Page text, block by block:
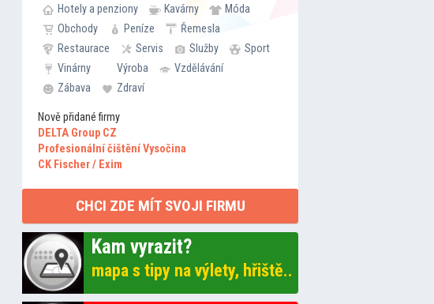
Hotely a penziony
Kavárny
Móda
Obchody
Peníze
Řemesla
Restaurace
Servis Služby
Sport
Vinárny
Výroba
Vzdělávání
Zábava
Zdraví
Nově přidané firmy
DELTA Group CZ
Profesionální čištění Vysočina
CK Fischer / Exim
CHCI ZDE MÍT SVOJI FIRMU
Kam vyrazit?
mapa s tipy na výlety, hřiště..